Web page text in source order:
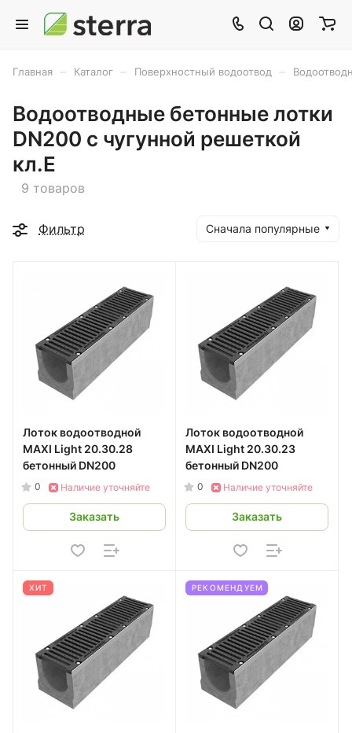
Главная Каталог Поверхностный водоотвод
Водоотводные бетонные лотки
DN200 c чугунной решеткой
кл.E
9 товаров
Фильтр Сначала популярные
Лоток водоотводной
MAXI Light 20.30.28
бетонный DN200
0 Наличие уточняйте
Заказать
Лоток водоотводной
MAXI Light 20.30.23
бетонный DN200
0 Наличие уточняйте
Заказать
ХИТ РЕКОМЕНДУЕМ